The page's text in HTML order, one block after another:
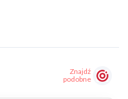
Znajdź
podobne